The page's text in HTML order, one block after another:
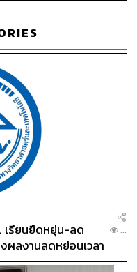
เรียนยืดหยุ่น-ลด
ผลงานลดหย่อนเวลา
...